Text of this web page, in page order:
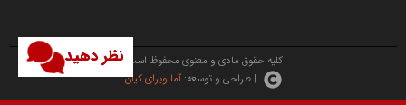
نظر دهید کلیه حقوق مادی و معنوی محفوظ است.
| طراحی و توسعه: آما ویرای کیان